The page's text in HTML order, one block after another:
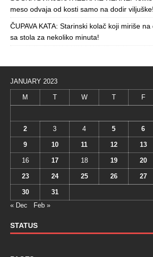
meso odvaja od kosti samo na dodir viljuške!
ČUPAVA KATA: Starinski kolač koji miriše
sa stola za nekoliko minuta!
JANUARY 2023
M T W T F
2 3 4 5 6
9 10 11 12 13
16 17 18 19 20
23 24 25 26 27
30
31
« Dec
Feb »
STATUS